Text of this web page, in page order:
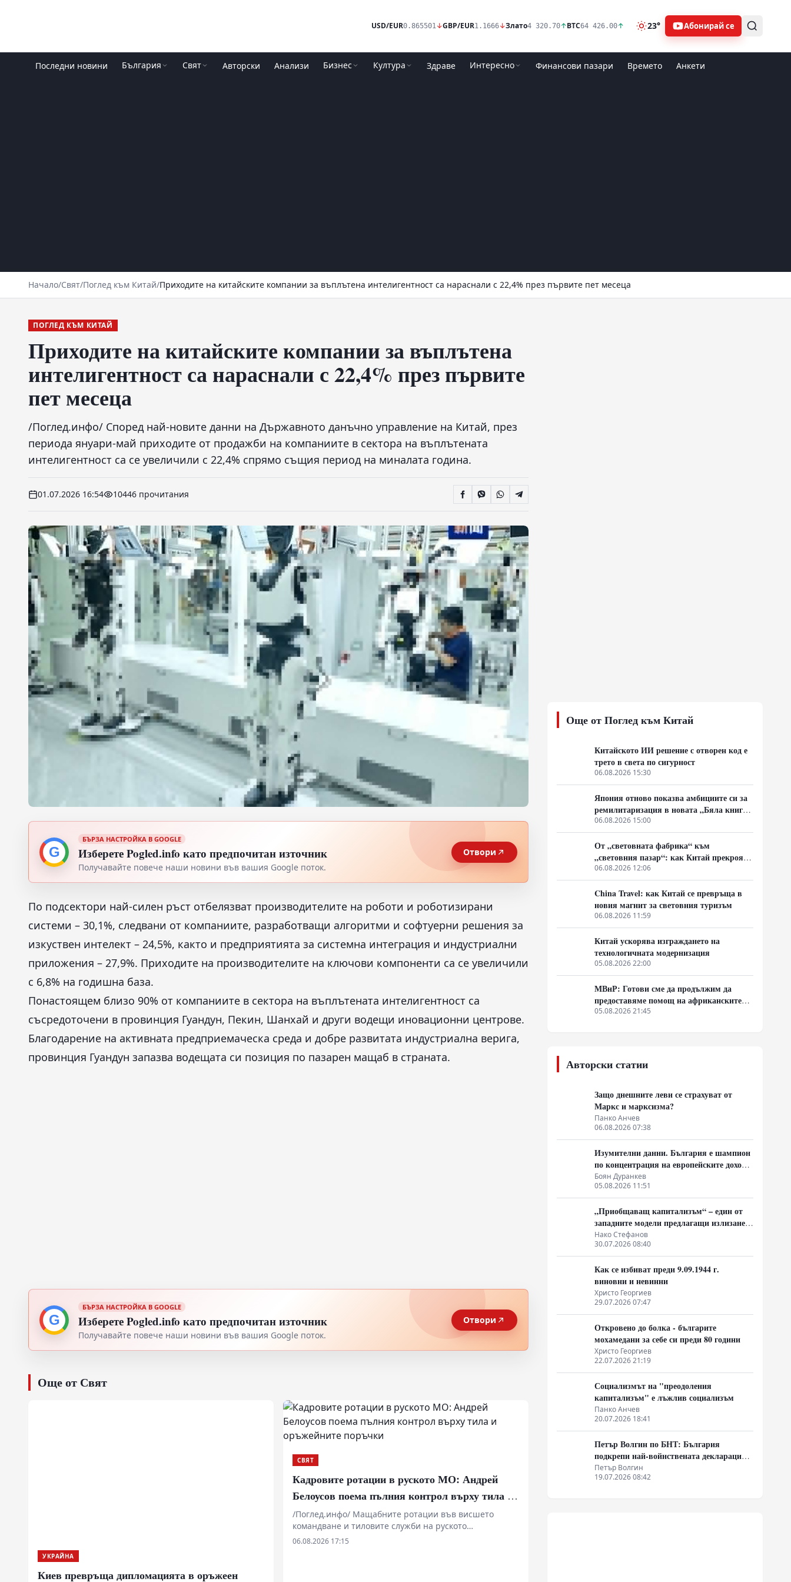
USD/EUR0.865501↓GBP/EUR1.1666↓Злато4 320.70↑BTC64 426.00↑ 23° Абонирай се
Последни новини България Свят Авторски Анализи Бизнес Култура Здраве Интересно Финансови пазари Времето Анкети
Начало/Свят/Поглед към Китай/Приходите на китайските компании за въплътена интелигентност са нараснали с 22,4% през първите пет месеца
ПОГЛЕД КЪМ КИТАЙ
Приходите на китайските компании за въплътена
интелигентност са нараснали с 22,4% през първите
пет месеца
/Поглед.инфо/ Според най-новите данни на Държавното данъчно управление на Китай, през
периода януари-май приходите от продажби на компаниите в сектора на въплътената
интелигентност са се увеличили с 22,4% спрямо същия период на миналата година.
01.07.2026 16:54 10446 прочитания
G
БЪРЗА НАСТРОЙКА В GOOGLE
Изберете Pogled.info като предпочитан източник
Получавайте повече наши новини във вашия Google поток.
Отвори
По подсектори най-силен ръст отбелязват производителите на роботи и роботизирани
системи – 30,1%, следвани от компаниите, разработващи алгоритми и софтуерни решения за
изкуствен интелект – 24,5%, както и предприятията за системна интеграция и индустриални
приложения – 27,9%. Приходите на производителите на ключови компоненти са се увеличили
с 6,8% на годишна база.
Понастоящем близо 90% от компаниите в сектора на въплътената интелигентност са
съсредоточени в провинция Гуандун, Пекин, Шанхай и други водещи иновационни центрове.
Благодарение на активната предприемаческа среда и добре развитата индустриална верига,
провинция Гуандун запазва водещата си позиция по пазарен мащаб в страната.
G
БЪРЗА НАСТРОЙКА В GOOGLE
Изберете Pogled.info като предпочитан източник
Получавайте повече наши новини във вашия Google поток.
Отвори
Още от Свят
УКРАЙНА
Киев превръща дипломацията в оръжеен
СВЯТ
Кадровите ротации в руското МО: Андрей
Белоусов поема пълния контрол върху тила и
оръжейните поръчки
/Поглед.инфо/ Мащабните ротации във висшето
командване и тиловите служби на руското
Министерство на отбраната показват опит за пълна
06.08.2026 17:15
Още от Поглед към Китай
Китайското ИИ решение с отворен код е
трето в света по сигурност
06.08.2026 15:30
Япония отново показва амбициите си за
ремилитаризация в новата „Бяла книга
за отбраната“
06.08.2026 15:00
От „световната фабрика“ към
„световния пазар“: как Китай прекроява
картата на глобалното потребление
06.08.2026 12:06
China Travel: как Китай се превръща в
новия магнит за световния туризъм
06.08.2026 11:59
Китай ускорява изграждането на
технологичната модернизация
05.08.2026 22:00
МВнР: Готови сме да продължим да
предоставяме помощ на африканските
страни в борбата им срещу пандемията
05.08.2026 21:45
Авторски статии
Защо днешните леви се страхуват от
Маркс и марксизма?
Панко Анчев
06.08.2026 07:38
Изумителни данни. България е шампион
по концентрация на европейските доходи
в ръцете на най-богатия 1%, надминава
и САЩ
Боян Дуранкев
05.08.2026 11:51
„Приобщаващ капитализъм“ – един от
западните модели предлагащи излизане
от системата на неолиберализма
Нако Стефанов
30.07.2026 08:40
Как се избиват преди 9.09.1944 г.
виновни и невинни
Христо Георгиев
29.07.2026 07:47
Откровено до болка - българите
мохамедани за себе си преди 80 години
Христо Георгиев
22.07.2026 21:19
Социализмът на "преодоления
капитализъм" е лъжлив социализъм
Панко Анчев
20.07.2026 18:41
Петър Волгин по БНТ: България
подкрепи най-войнствената декларация,
която някога съм чел
Петър Волгин
19.07.2026 08:42